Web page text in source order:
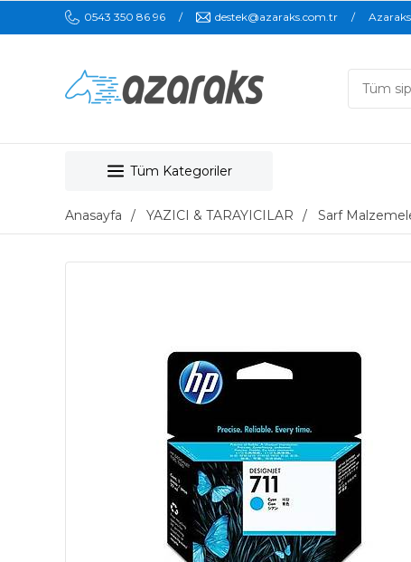
0543 350 86 96 destek@azaraks.com.tr
Tüm Kategoriler
Anasayfa YAZICI & TARAYICILAR Sarf